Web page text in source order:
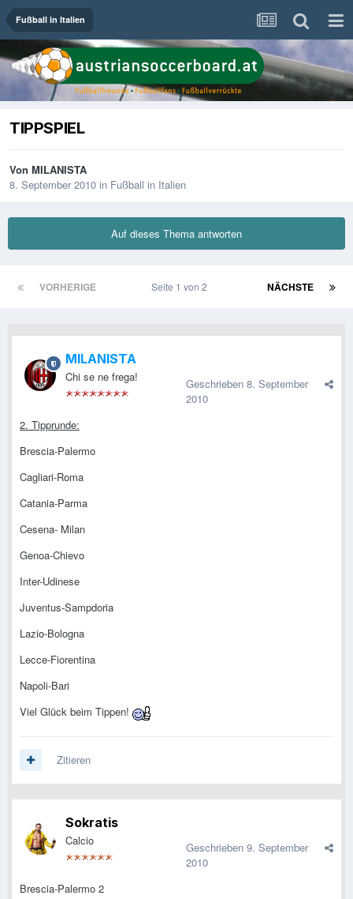
Fußball in Italien
TIPPSPIEL
Von MILANISTA
8. September 2010 in Fußball in Italien
Auf dieses Thema antworten
VORHERIGE NÄCHSTE
Seite 1 von 2
MILANISTA
Chi se ne frega! Geschrieben 8. September
2010
2. Tipprunde:
Brescia-Palermo
Cagliari-Roma
Catania-Parma
Cesena- Milan
Genoa-Chievo
Inter-Udinese
Juventus-Sampdoria
Lazio-Bologna
Lecce-Fiorentina
Napoli-Bari
Viel Glück beim Tippen!
Zitieren
Sokratis
Calcio Geschrieben 9. September
2010
Brescia-Palermo 2